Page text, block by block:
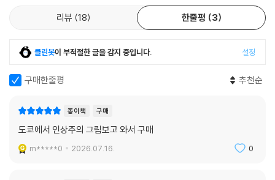
에 있다. 폴라 미술관은 자연친화형 미술관으로 세련된 미술관 건물과 주
변 경관을 즐길 수 있다. 도쿄 후지 미술관은 도쿄 하치오지에 있으며, 서양
미술의 폭넓은 컬렉션을 감상할 수 있다.
『인상파 in 도쿄』는 무대를 파리에서 도쿄로 옮기며, 익숙한 인상파를 전혀
다른 방식으로 체험하게 한다. 도쿄의 미술관들은 단순한 전시 공간이 아
상파를 중심으로 마네, 모네에서 고흐, 고갱, 밀레, 르누아르, 드가, 세잔,
모딜리아니, 몬드리안, 칸딘스키, 클레, 클림트, 쇠라, 피카소, 마티스에 이
르기까지 이어지는 작품들은 하나의 흐름을 이루며, 도쿄라는 도시 전체가
리뷰 18 한줄평 3
클린봇이 부적절한 글을 감지 중입니다. 설정
구매한줄평 추천순
종이책 구매
도쿄에서 인상주의 그림보고 와서 구매
m*****0 2026.07.16. 0